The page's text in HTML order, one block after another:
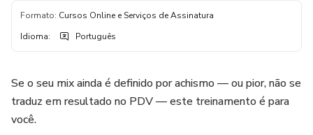
Formato: Cursos Online e Serviços de Assinatura
Idioma: Português
Se o seu mix ainda é definido por achismo — ou pior, não se
traduz em resultado no PDV — este treinamento é para
você.